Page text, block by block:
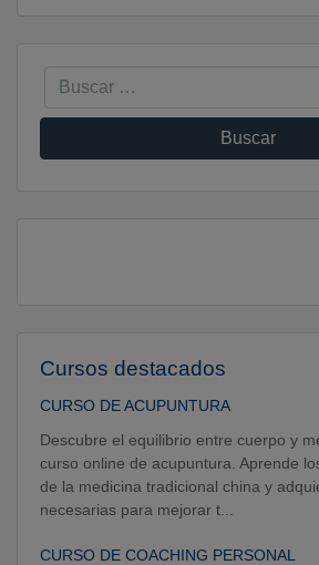
Cursos destacados
CURSO DE ACUPUNTURA
Descubre el equilibrio entre cuerpo y
curso online de acupuntura. Aprende
de la medicina tradicional china y
necesarias para mejorar t...
CURSO DE COACHING PERSONAL